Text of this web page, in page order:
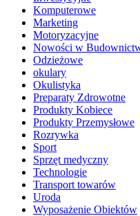
Komputerowe
Marketing
Motoryzacyjne
Nowości w
Odzieżowe
okulary
Okulistyka
Preparaty Zdrowotne
Produkty Kobiece
Produkty Przemysłowe
Rozrywka
Sport
Sprzęt medyczny
Technologie
Transport towarów
Uroda
Wyposażenie Obiektów